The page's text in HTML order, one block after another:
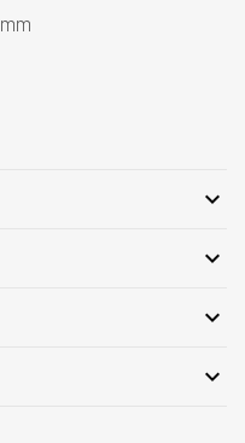
expand_more
expand_more
expand_more
expand_more